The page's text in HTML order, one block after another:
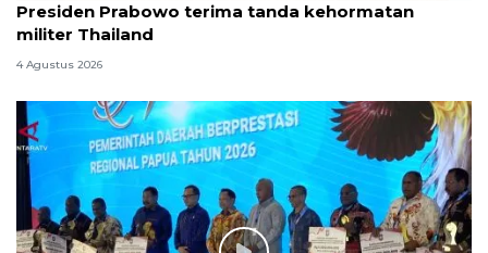
Presiden Prabowo terima tanda kehormatan
militer Thailand
4 Agustus 2026